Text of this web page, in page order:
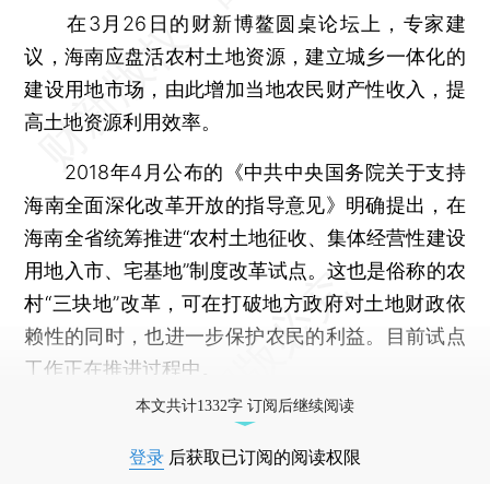
在3月26日的财新博鳌圆桌论坛上，专家建
议，海南应盘活农村土地资源，建立城乡一体化的
建设用地市场，由此增加当地农民财产性收入，提
高土地资源利用效率。
2018年4月公布的《中共中央国务院关于支持
海南全面深化改革开放的指导意见》明确提出，在
海南全省统筹推进“农村土地征收、集体经营性建设
用地入市、宅基地”制度改革试点。这也是俗称的农
村“三块地”改革，可在打破地方政府对土地财政依
赖性的同时，也进一步保护农民的利益。目前试点
工作正在推进过程中。
本文共计1332字 订阅后继续阅读
登录 后获取已订阅的阅读权限